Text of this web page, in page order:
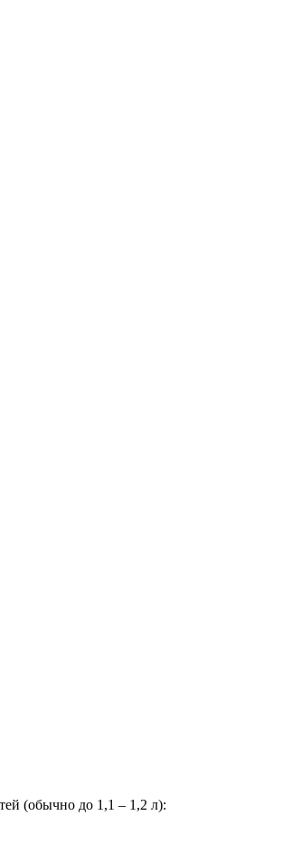
(обычно до 1,1 – 1,2 л):